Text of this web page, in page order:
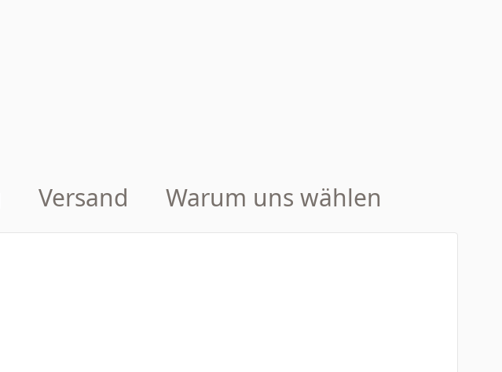
Versand Warum uns wählen